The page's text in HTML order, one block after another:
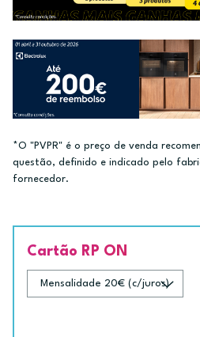
*O "PVPR" é o preço de venda
questão, definido e indicado pelo
fornecedor.
Cartão RP ON